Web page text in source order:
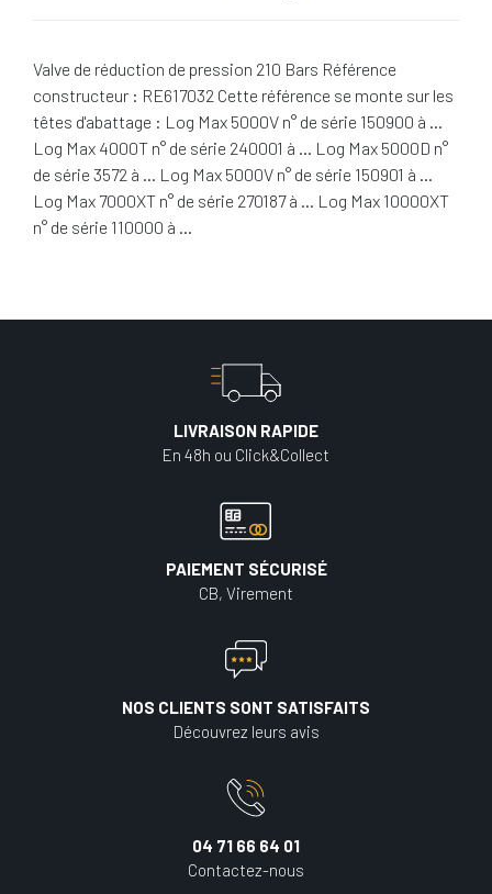
Valve de réduction de pression 210 Bars Référence
constructeur : RE617032 Cette référence se monte sur les
têtes d'abattage : Log Max 5000V n° de série 150900 à …
Log Max 4000T n° de série 240001 à … Log Max 5000D n°
de série 3572 à … Log Max 5000V n° de série 150901 à …
Log Max 7000XT n° de série 270187 à … Log Max 10000XT
n° de série 110000 à …
LIVRAISON RAPIDE
En 48h ou Click&Collect
PAIEMENT SÉCURISÉ
CB, Virement
NOS CLIENTS SONT SATISFAITS
Découvrez leurs avis
04 71 66 64 01
Contactez-nous